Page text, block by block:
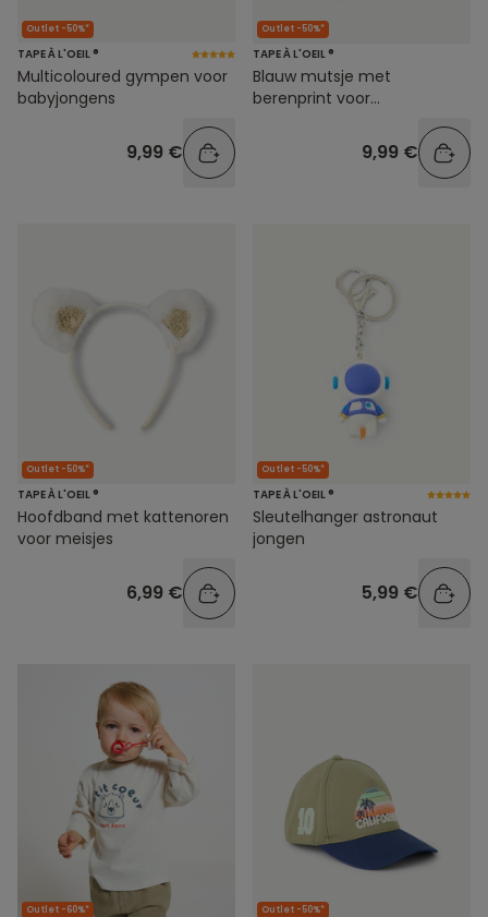
Outlet -50%*
TAPE À L'OEIL ®
Multicoloured gympen voor
babyjongens
9,99 €
Outlet -50%*
TAPE À L'OEIL ®
Blauw mutsje met
berenprint voor
9,99 €
Outlet -50%*
TAPE À L'OEIL ®
Hoofdband met kattenoren
voor meisjes
6,99 €
Outlet -50%*
TAPE À L'OEIL ®
Sleutelhanger astronaut
jongen
5,99 €
Outlet -60%* Outlet -50%*